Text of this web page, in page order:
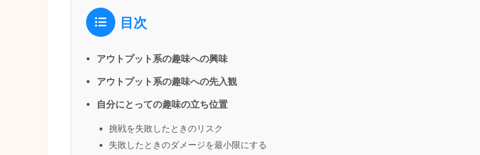
目次
アウトプット系の趣味への興味
アウトプット系の趣味への先入観
自分にとっての趣味の立ち位置
挑戦を失敗したときのリスク
失敗したときのダメージを最小限にする